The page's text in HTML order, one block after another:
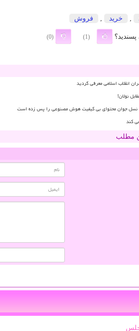
, خرید , فروش
(1)
(0)
انقلاب اسلامی معرفی گردید
نولان!
نسل جوان محتوای بی کیفیت هوش مصنوعی را پس زده است
کند
مطلب